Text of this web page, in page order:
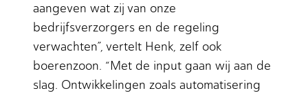
aangeven wat zij van onze
bedrijfsverzorgers en de regeling
verwachten”, vertelt Henk, zelf ook
boerenzoon. “Met de input gaan wij aan de
slag. Ontwikkelingen zoals automatisering